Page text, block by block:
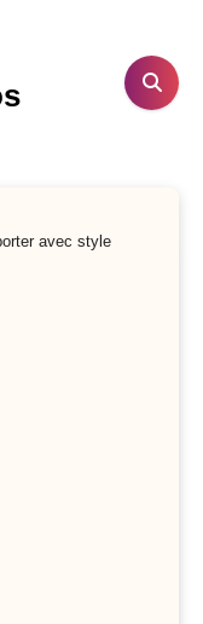
avec style